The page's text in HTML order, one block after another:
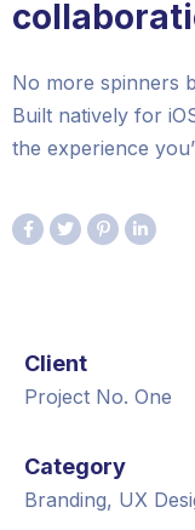
No more spinners
Built natively for
the experience
Client
Project No. One
Category
Branding, UX